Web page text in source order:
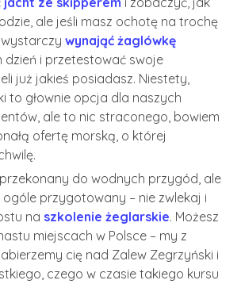
ale jeśli masz ochotę na trochę
wynająć żaglówkę
dzień i przetestować swoje
już jakieś posiadasz. Niestety,
to głownie opcja dla naszych
ale to nic straconego, bowiem
ofertę morską, o której
do wodnych przygód, ale
ogóle przygotowany – nie zwlekaj i
na szkolenie żeglarskie. Możesz
miejscach w Polsce – my z
cię nad Zalew Zegrzyński i
czego w czasie takiego kursu